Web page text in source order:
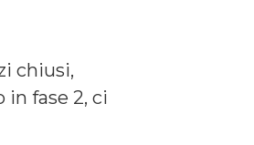
chiusi,
fase 2, ci